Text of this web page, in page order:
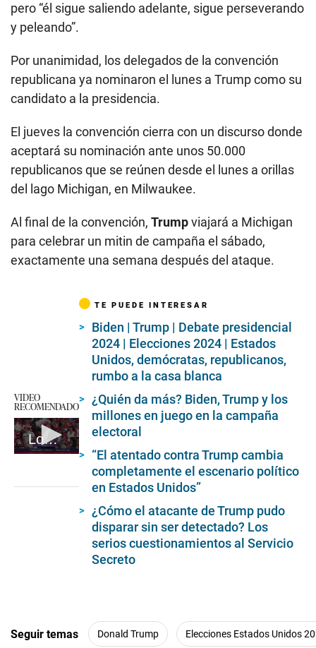
pero “él sigue saliendo adelante, sigue perseverando
y peleando”.
Por unanimidad, los delegados de la convención
republicana ya nominaron el lunes a Trump como su
candidato a la presidencia.
El jueves la convención cierra con un discurso donde
aceptará su nominación ante unos 50.000
republicanos que se reúnen desde el lunes a orillas
del lago Michigan, en Milwaukee.
Al final de la convención, Trumpviajará a Michigan
para celebrar un mitin de campaña el sábado,
exactamente una semana después del ataque.
VIDEO
RECOMENDADO
Logran Evacuar A Trump De Mitin En Pensilvania Después De Un Tiroteo (EFE)
TE PUEDE INTERESAR
Biden | Trump | Debate presidencial
2024 | Elecciones 2024 | Estados
Unidos, demócratas, republicanos,
rumbo a la casa blanca
¿Quién da más? Biden, Trump y los
millones en juego en la campaña
electoral
“El atentado contra Trump cambia
completamente el escenario político
en Estados Unidos”
¿Cómo el atacante de Trump pudo
disparar sin ser detectado? Los
serios cuestionamientos al Servicio
Secreto
Seguir temas Donald Trump Elecciones Estados Unidos